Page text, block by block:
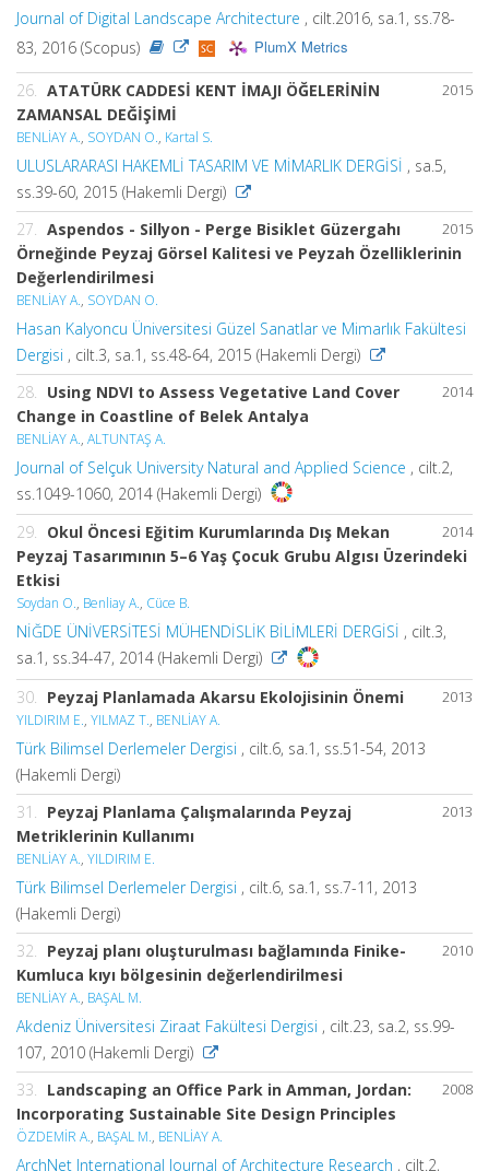
Journal of Digital Landscape Architecture , cilt.2016, sa.1, ss.78-
83, 2016 (Scopus)
PlumX Metrics
2015
26.
ATATÜRK CADDESİ KENT İMAJI ÖĞELERİNİN
ZAMANSAL DEĞİŞİMİ
BENLİAY A., SOYDAN O., Kartal S.
ULUSLARARASI HAKEMLİ TASARIM VE MİMARLIK DERGİSİ , sa.5,
ss.39-60, 2015 (Hakemli Dergi)
2015
27.
Aspendos - Sillyon - Perge Bisiklet Güzergahı
Örneğinde Peyzaj Görsel Kalitesi ve Peyzah Özelliklerinin
Değerlendirilmesi
BENLİAY A., SOYDAN O.
Hasan Kalyoncu Üniversitesi Güzel Sanatlar ve Mimarlık Fakültesi
Dergisi , cilt.3, sa.1, ss.48-64, 2015 (Hakemli Dergi)
2014
28.
Using NDVI to Assess Vegetative Land Cover
Change in Coastline of Belek Antalya
BENLİAY A., ALTUNTAŞ A.
Journal of Selçuk University Natural and Applied Science , cilt.2,
ss.1049-1060, 2014 (Hakemli Dergi)
2014
29. Okul Öncesi Eğitim Kurumlarında Dış Mekan
Peyzaj Tasarımının 5–6 Yaş Çocuk Grubu Algısı Üzerindeki
Etkisi
Soydan O., Benliay A., Cüce B.
NİĞDE ÜNİVERSİTESİ MÜHENDİSLİK BİLİMLERİ DERGİSİ , cilt.3,
sa.1, ss.34-47, 2014 (Hakemli Dergi)
2013
30. Peyzaj Planlamada Akarsu Ekolojisinin Önemi
YILDIRIM E., YILMAZ T., BENLİAY A.
Türk Bilimsel Derlemeler Dergisi , cilt.6, sa.1, ss.51-54, 2013
(Hakemli Dergi)
2013
31. Peyzaj Planlama Çalışmalarında Peyzaj
Metriklerinin Kullanımı
BENLİAY A., YILDIRIM E.
Türk Bilimsel Derlemeler Dergisi , cilt.6, sa.1, ss.7-11, 2013
(Hakemli Dergi)
2010
32. Peyzaj planı oluşturulması bağlamında Finike-
Kumluca kıyı bölgesinin değerlendirilmesi
BENLİAY A., BAŞAL M.
Akdeniz Üniversitesi Ziraat Fakültesi Dergisi , cilt.23, sa.2, ss.99-
107, 2010 (Hakemli Dergi)
2008
33. Landscaping an Office Park in Amman, Jordan:
Incorporating Sustainable Site Design Principles
ÖZDEMİR A., BAŞAL M., BENLİAY A.
ArchNet International Journal of Architecture Research , cilt.2,